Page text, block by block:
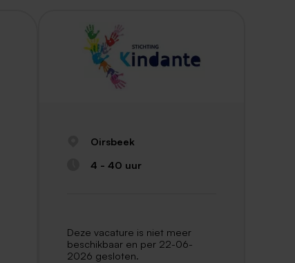
Oirsbeek
4 - 40 uur
Deze vacature is niet meer
beschikbaar en per 22-06-
2026 gesloten.